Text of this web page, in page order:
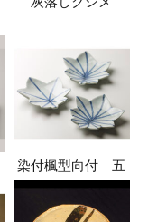
染付楓型向付 五